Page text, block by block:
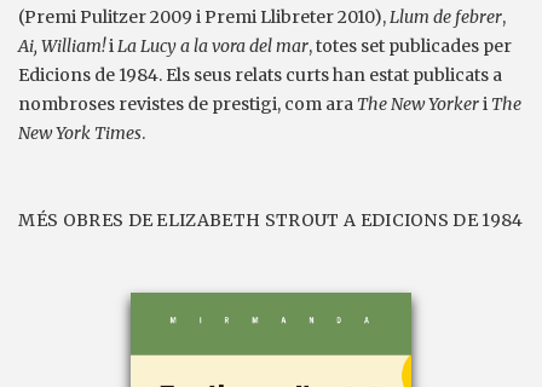
(Premi Pulitzer 2009 i Premi Llibreter 2010),Llum de febrer,
Ai, William!iLa Lucy a la vora del mar, totes set publicades per
Edicions de 1984. Els seus relats curts han estat publicats a
nombroses revistes de prestigi, com ara The New Yorkeri The
New York Times.
MÉS OBRES DE ELIZABETH STROUT A EDICIONS DE 1984